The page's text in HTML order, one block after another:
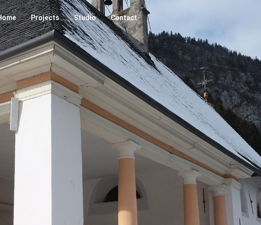
Projects Studio Contact